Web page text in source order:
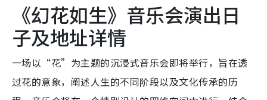
《幻花如生》音乐会演出日
子及地址详情
一场以“花”为主题的沉浸式音乐会即将举行，旨在透
过花的意象，阐述人生的不同阶段以及文化传承的历